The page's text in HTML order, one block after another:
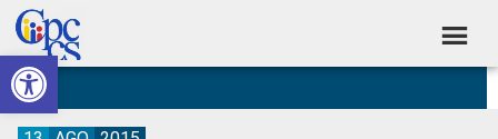
Abrir barra de herramientas
Skip
to
primary
navigation
Skip
to
main
content
Skip
to
primary
sidebar
Skip
to
footer
Consejo
de
Construyendo
Poder
Ciudadano